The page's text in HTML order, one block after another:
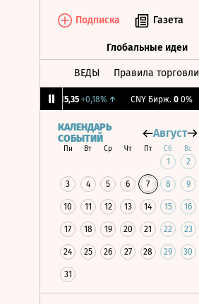
Подписка Газета
Глобальные идеи
ВЕДЫ Правила торговли
115,35 +0,18%↑ CNY Бирж. 0 0%
КАЛЕНДАРЬ
СОБЫТИЙ
Август
Пн Вт Ср Чт Пт Сб Вс
1 2
3 4 5 6 7 8 9
10 11 12 13 14 15 16
17 18 19 20 21 22 23
24 25 26 27 28 29 30
31